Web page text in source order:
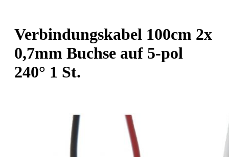
Verbindungskabel 100cm 2x
0,7mm Buchse auf 5-pol
240° 1 St.